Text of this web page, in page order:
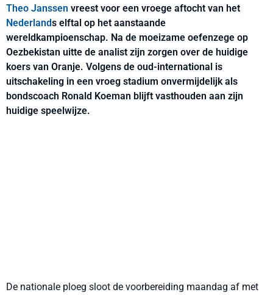
Theo Janssen vreest voor een vroege aftocht van het
Nederlands elftal op het aanstaande
wereldkampioenschap. Na de moeizame oefenzege op
Oezbekistan uitte de analist zijn zorgen over de huidige
koers van Oranje. Volgens de oud-international is
uitschakeling in een vroeg stadium onvermijdelijk als
bondscoach Ronald Koeman blijft vasthouden aan zijn
huidige speelwijze.
De nationale ploeg sloot de voorbereiding maandag af met